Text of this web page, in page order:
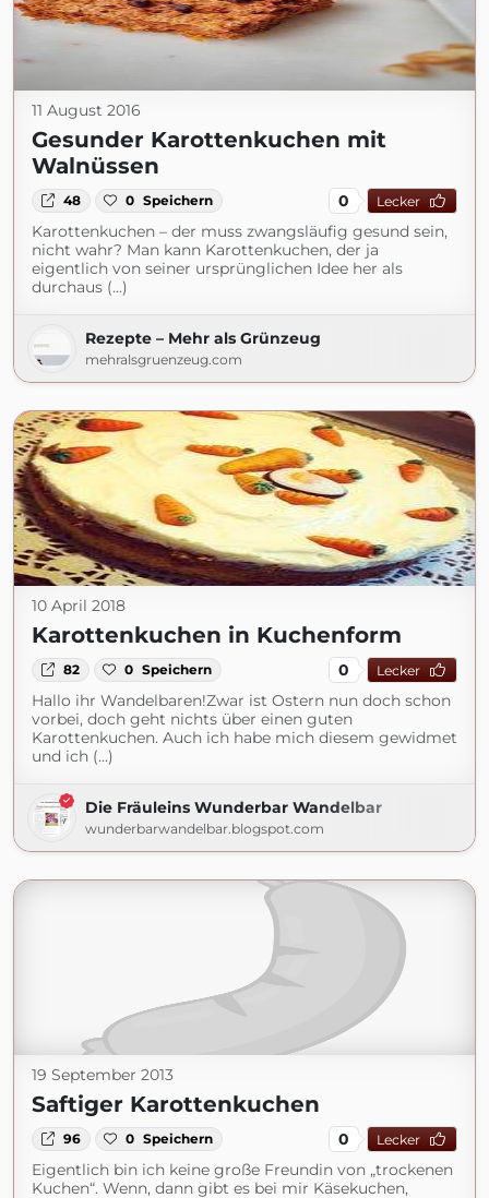
11 August 2016
Gesunder Karottenkuchen mit
Walnüssen
48 0 Speichern 0 Lecker
Karottenkuchen – der muss zwangsläufig gesund sein,
nicht wahr? Man kann Karottenkuchen, der ja
eigentlich von seiner ursprünglichen Idee her als
durchaus (...)
Rezepte – Mehr als Grünzeug
mehralsgruenzeug.com
10 April 2018
Karottenkuchen in Kuchenform
82 0 Speichern 0 Lecker
Hallo ihr Wandelbaren!Zwar ist Ostern nun doch schon
vorbei, doch geht nichts über einen guten
Karottenkuchen. Auch ich habe mich diesem gewidmet
und ich (...)
Die Fräuleins Wunderbar Wandelbar
wunderbarwandelbar.blogspot.com
19 September 2013
Saftiger Karottenkuchen
96 0 Speichern 0 Lecker
Eigentlich bin ich keine große Freundin von „trockenen
Kuchen“. Wenn, dann gibt es bei mir Käsekuchen,